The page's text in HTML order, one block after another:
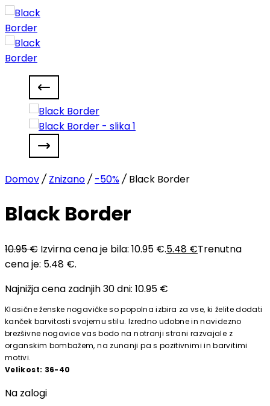
Domov/ Znizano/ -50%/ Black Border
Black Border
10.95€ Izvirna cena je bila: 10.95 €.5.48 €Trenutna
cena je: 5.48 €.
Najnižja cena zadnjih 30 dni: 10.95 €
Klasične ženske nogavičke so popolna izbira za vse, ki želite dodati
kanček barvitosti svojemu stilu. Izredno udobne in navidezno
brezšivne nogavice vas bodo na notranji strani razvajale z
organskim bombažem, na zunanji pa s pozitivnimi in barvitimi
motivi.
Velikost: 36-40
Na zalogi